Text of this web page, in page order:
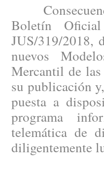
Boletín
JUS/319/2018,
nuevos
Mercantil de
su publicación
puesta a
programa
telemática de
diligentemente